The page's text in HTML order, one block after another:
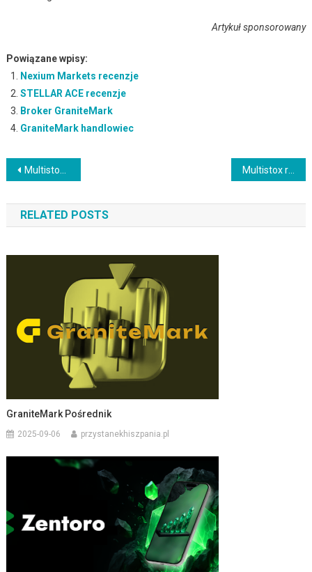
Artykuł sponsorowany
Powiązane wpisy:
Nexium Markets recenzje
STELLAR ACE recenzje
Broker GraniteMark
GraniteMark handlowiec
Nawigacja
wpisu
Multistox pośrednik Multistox recenzja
RELATED POSTS
GraniteMark Pośrednik
2025-09-06 przystanekhiszpania.pl